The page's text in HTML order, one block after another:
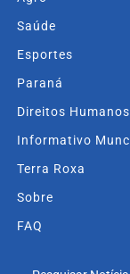
Saúde
Esportes
Paraná
Direitos Humanos
Informativo
Terra Roxa
Sobre
FAQ